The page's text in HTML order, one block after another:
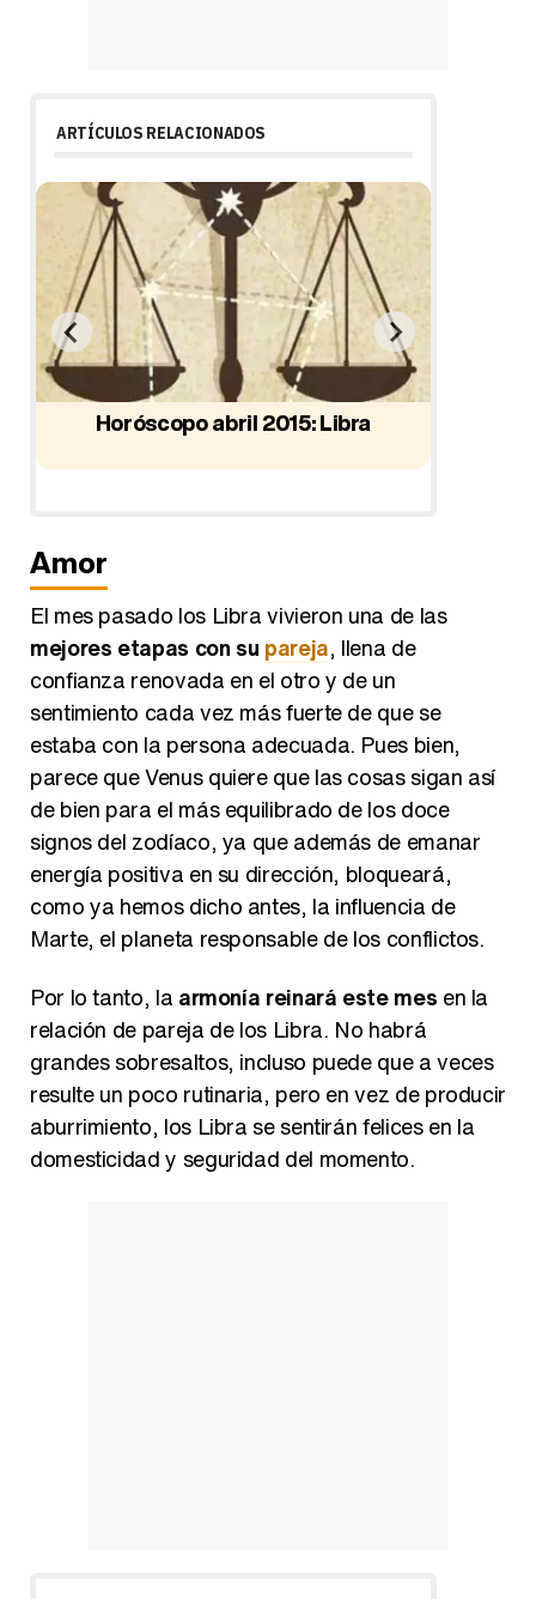
ARTÍCULOS RELACIONADOS
Horóscopo abril 2015: Libra
Amor
El mes pasado los Libra vivieron una de las
mejores etapas con su pareja, llena de
confianza renovada en el otro y de un
sentimiento cada vez más fuerte de que se
estaba con la persona adecuada. Pues bien,
parece que Venus quiere que las cosas sigan así
de bien para el más equilibrado de los doce
signos del zodíaco, ya que además de emanar
energía positiva en su dirección, bloqueará,
como ya hemos dicho antes, la influencia de
Marte, el planeta responsable de los conflictos.
Por lo tanto, la armonía reinará este mes en la
relación de pareja de los Libra. No habrá
grandes sobresaltos, incluso puede que a veces
resulte un poco rutinaria, pero en vez de producir
aburrimiento, los Libra se sentirán felices en la
domesticidad y seguridad del momento.